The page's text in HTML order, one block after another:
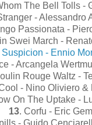
The Bell Tolls -
- Alessandro
Passionata -
Swei March -
Suspicion - Ennio
- Arcangela
Rouge Waltz -
- Nino Oliviero
On The Uptake -
13. Corfu - Eric